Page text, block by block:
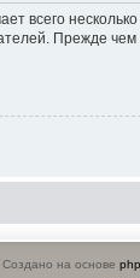
всего
Прежде
Создано на основе